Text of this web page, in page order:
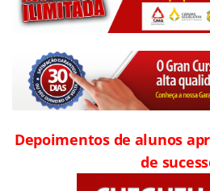
Depoimentos de alunos
de